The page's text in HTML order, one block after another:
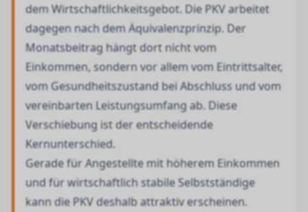
dem Wirtschaftlichkeitsgebot. Die PKV arbeitet
dagegen nach dem Äquivalenzprinzip. Der
Monatsbeitrag hängt dort nicht vom
Einkommen, sondern vor allem vom Eintrittsalter,
vom Gesundheitszustand bei Abschluss und vom
vereinbarten Leistungsumfang ab. Diese
Verschiebung ist der entscheidende
Kernunterschied.
Gerade für Angestellte mit höherem Einkommen
und für wirtschaftlich stabile Selbstständige
kann die PKV deshalb attraktiv erscheinen.